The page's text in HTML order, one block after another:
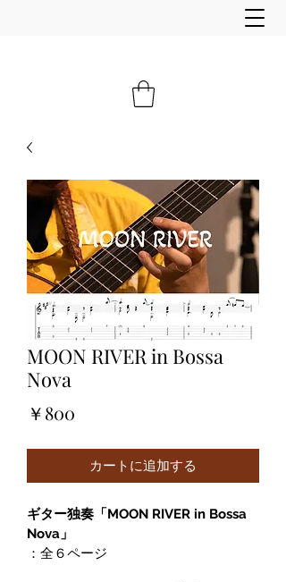
MOON RIVER in Bossa
Nova
￥800
カートに追加する
ギター独奏「MOON RIVER in Bossa
Nova」
：全６ページ